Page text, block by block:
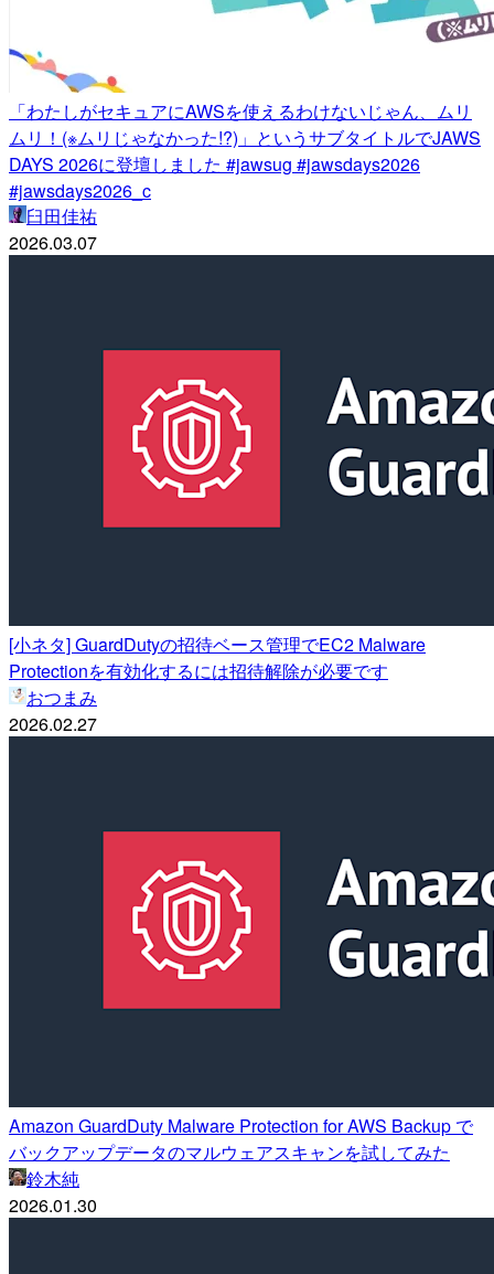
「わたしがセキュアにAWSを使えるわけないじゃん、ムリ
ムリ！(※ムリじゃなかった!?)」というサブタイトルでJAWS
DAYS 2026に登壇しました #jawsug #jawsdays2026
#jawsdays2026_c
臼田佳祐
2026.03.07
[小ネタ] GuardDutyの招待ベース管理でEC2 Malware
Protectionを有効化するには招待解除が必要です
おつまみ
2026.02.27
Amazon GuardDuty Malware Protection for AWS Backup で
バックアップデータのマルウェアスキャンを試してみた
鈴木純
2026.01.30